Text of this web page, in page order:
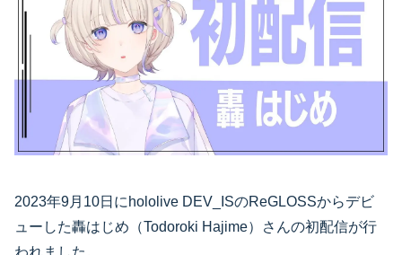
2023年9月10日にhololive DEV_ISのReGLOSSからデビ
ューした轟はじめ（Todoroki Hajime）さんの初配信が行
われました。